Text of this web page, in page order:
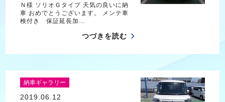
Ｎ様 ソリオＧタイプ 天気の良いに納
車 おめでとうございます。 メンテ車
検付き 保証延長加…
つづきを読む
納車ギャラリー
2019.06.12